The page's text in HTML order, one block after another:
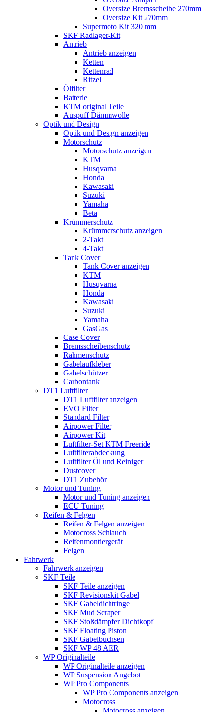
Oversize Bremsscheibe 270mm
Oversize Kit 270mm
Supermoto Kit 320 mm
SKF Radlager-Kit
Antrieb
Antrieb anzeigen
Ketten
Kettenrad
Ritzel
Ölfilter
Batterie
KTM original Teile
Auspuff Dämmwolle
Optik und Design
Optik und Design anzeigen
Motorschutz
Motorschutz anzeigen
KTM
Husqvarna
Honda
Kawasaki
Suzuki
Yamaha
Beta
Krümmerschutz
Krümmerschutz anzeigen
2-Takt
4-Takt
Tank Cover
Tank Cover anzeigen
KTM
Husqvarna
Honda
Kawasaki
Suzuki
Yamaha
GasGas
Case Cover
Bremsscheibenschutz
Rahmenschutz
Gabelaufkleber
Gabelschützer
Carbontank
DT1 Luftfilter
DT1 Luftfilter anzeigen
EVO Filter
Standard Filter
Airpower Filter
Airpower Kit
Luftfilter-Set KTM Freeride
Luftfilterabdeckung
Luftfilter Öl und Reiniger
Dustcover
DT1 Zubehör
Motor und Tuning
Motor und Tuning anzeigen
ECU Tuning
Reifen & Felgen
Reifen & Felgen anzeigen
Motocross Schlauch
Reifenmontiergerät
Felgen
Fahrwerk
Fahrwerk anzeigen
SKF Teile
SKF Teile anzeigen
SKF Revisionskit Gabel
SKF Gabeldichtringe
SKF Mud Scraper
SKF Stoßdämpfer Dichtkopf
SKF Floating Piston
SKF Gabelbuchsen
SKF WP 48 AER
WP Originalteile
WP Originalteile anzeigen
WP Suspension Angebot
WP Pro Components
WP Pro Components anzeigen
Motocross
Motocross anzeigen